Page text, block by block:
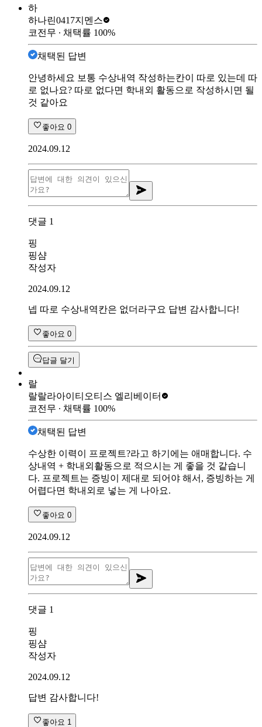
하
하나린0417지멘스
코전무 ∙ 채택률 100%
채택된 답변
안녕하세요 보통 수상내역 작성하는칸이 따로 있는데 따
로 없나요? 따로 없다면 학내외 활동으로 작성하시면 될
것 같아요
좋아요 0
2024.09.12
댓글 1
핑
핑샴
작성자
2024.09.12
넵 따로 수상내역칸은 없더라구요 답변 감사합니다!
좋아요 0
답글 달기
랄
랄랄라아이티 오티스 엘리베이터
코전무 ∙ 채택률 100%
채택된 답변
수상한 이력이 프로젝트?라고 하기에는 애매합니다. 수
상내역 + 학내외활동으로 적으시는 게 좋을 것 같습니
다. 프로젝트는 증빙이 제대로 되어야 해서, 증빙하는 게
어렵다면 학내외로 넣는 게 나아요.
좋아요 0
2024.09.12
댓글 1
핑
핑샴
작성자
2024.09.12
답변 감사합니다!
좋아요 1